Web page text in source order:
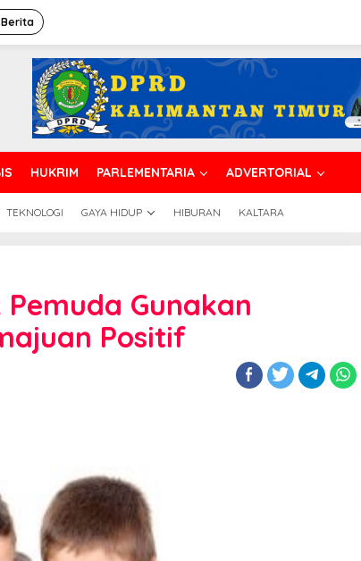
HUKRIM PARLEMENTARIA ADVERTORIAL
TEKNOLOGI GAYA HIDUP HIBURAN KALTARA
Gunakan
Positif